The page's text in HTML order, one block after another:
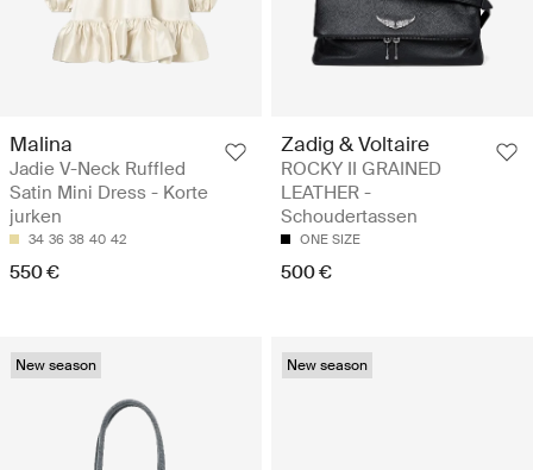
Malina
Jadie V-Neck Ruffled
Satin Mini Dress - Korte
jurken
34 36 38 40 42
550 €
Zadig & Voltaire
ROCKY II GRAINED
LEATHER -
Schoudertassen
ONE SIZE
500 €
New season New season